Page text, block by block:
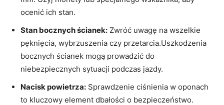
ocenić ich stan.
Stan bocznych ścianek: Zwróć uwagę na wszelkie
pęknięcia, wybrzuszenia czy przetarcia.Uszkodzenia
bocznych ścianek mogą prowadzić do
niebezpiecznych sytuacji podczas jazdy.
Nacisk powietrza: Sprawdzenie ciśnienia w oponach
to kluczowy element dbałości o bezpieczeństwo.